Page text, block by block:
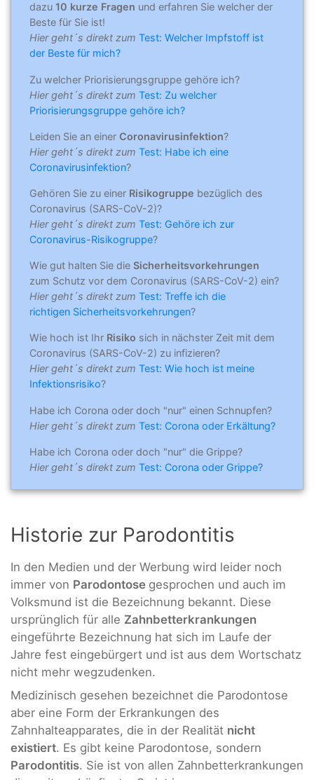
dazu 10 kurze Fragen und erfahren Sie welcher der
Beste für Sie ist!
Hier geht´s direkt zum Test: Welcher Impfstoff ist
der Beste für mich?
Zu welcher Priorisierungsgruppe gehöre ich?
Hier geht´s direkt zum Test: Zu welcher
Priorisierungsgruppe gehöre ich?
Leiden Sie an einer Coronavirusinfektion?
Hier geht´s direkt zum Test: Habe ich eine
Coronavirusinfektion?
Gehören Sie zu einer Risikogruppe bezüglich des
Coronavirus (SARS-CoV-2)?
Hier geht´s direkt zum Test: Gehöre ich zur
Coronavirus-Risikogruppe?
Wie gut halten Sie die Sicherheitsvorkehrungen
zum Schutz vor dem Coronavirus (SARS-CoV-2) ein?
Hier geht´s direkt zum Test: Treffe ich die
richtigen Sicherheitsvorkehrungen?
Wie hoch ist Ihr Risiko sich in nächster Zeit mit dem
Coronavirus (SARS-CoV-2) zu infizieren?
Hier geht´s direkt zum Test: Wie hoch ist meine
Infektionsrisiko?
Habe ich Corona oder doch "nur" einen Schnupfen?
Hier geht´s direkt zum Test: Corona oder Erkältung?
Habe ich Corona oder doch "nur" die Grippe?
Hier geht´s direkt zum Test: Corona oder Grippe?
Historie zur Parodontitis
In den Medien und der Werbung wird leider noch
immer von Parodontose gesprochen und auch im
Volksmund ist die Bezeichnung bekannt. Diese
ursprünglich für alle Zahnbetterkrankungen
eingeführte Bezeichnung hat sich im Laufe der
Jahre fest eingebürgert und ist aus dem Wortschatz
nicht mehr wegzudenken.
Medizinisch gesehen bezeichnet die Parodontose
aber eine Form der Erkrankungen des
Zahnhalteapparates, die in der Realität nicht
existiert. Es gibt keine Parodontose, sondern
Parodontitis. Sie ist von allen Zahnbetterkrankungen